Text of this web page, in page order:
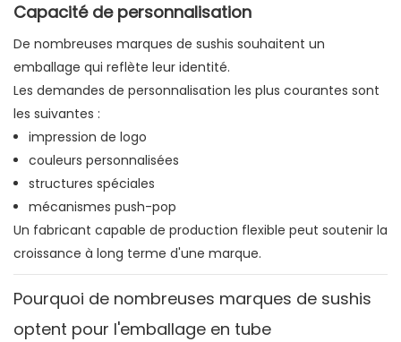
Capacité de personnalisation
De nombreuses marques de sushis souhaitent un
emballage qui reflète leur identité.
Les demandes de personnalisation les plus courantes sont
les suivantes :
impression de logo
couleurs personnalisées
structures spéciales
mécanismes push-pop
Un fabricant capable de production flexible peut soutenir la
croissance à long terme d'une marque.
Pourquoi de nombreuses marques de sushis
optent pour l'emballage en tube